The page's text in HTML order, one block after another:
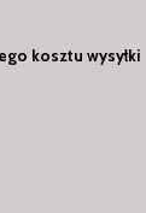
kosztu wysyłki